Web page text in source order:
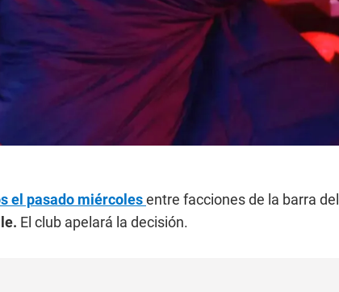
el pasado miércolesentre facciones de la barra del
El club apelará la decisión.